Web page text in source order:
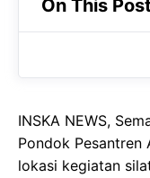
On This Post
INSKA NEWS,
Pondok Pesantren
lokasi kegiatan